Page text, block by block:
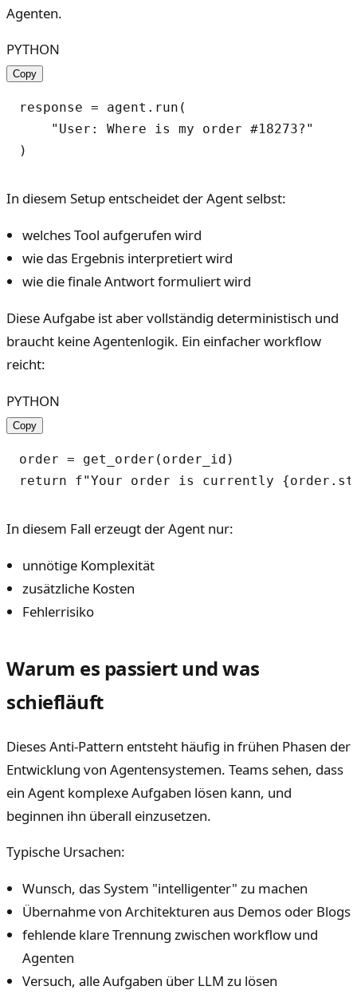
Agenten.
PYTHON
Copy
response = agent.run(
    "User: Where is my order #18273?"
In diesem Setup entscheidet der Agent selbst:
welches Tool aufgerufen wird
wie das Ergebnis interpretiert wird
wie die finale Antwort formuliert wird
Diese Aufgabe ist aber vollständig deterministisch und
braucht keine Agentenlogik. Ein einfacher workflow
reicht:
PYTHON
Copy
order = get_order(order_id)
In diesem Fall erzeugt der Agent nur:
unnötige Komplexität
zusätzliche Kosten
Fehlerrisiko
Warum es passiert und was
schiefläuft
Dieses Anti-Pattern entsteht häufig in frühen Phasen der
Entwicklung von Agentensystemen. Teams sehen, dass
ein Agent komplexe Aufgaben lösen kann, und
beginnen ihn überall einzusetzen.
Typische Ursachen:
Wunsch, das System "intelligenter" zu machen
Übernahme von Architekturen aus Demos oder Blogs
fehlende klare Trennung zwischen workflow und
Agenten
Versuch, alle Aufgaben über LLM zu lösen